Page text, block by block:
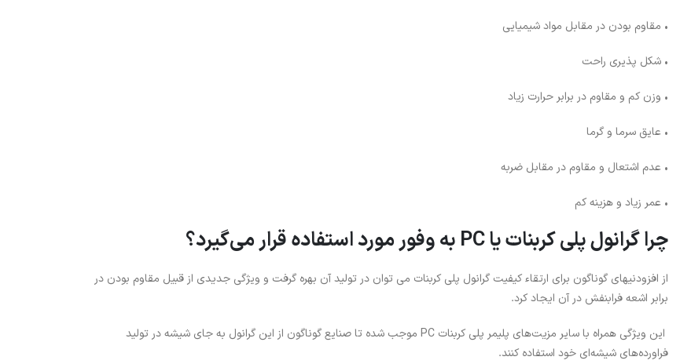
• مقاوم بودن در مقابل مواد شیمیایی
• شکل پذیری راحت
• وزن کم و مقاوم در برابر حرارت زیاد
• عایق سرما و گرما
• عدم اشتعال و مقاوم در مقابل ضربه
• عمر زیاد و هزینه کم
چرا گرانول پلی کربنات یا PC به وفور مورد استفاده قرار می‌گیرد؟
از افزودنیهای گوناگون برای ارتقاء کیفیت گرانول پلی کربنات می توان در تولید آن بهره گرفت و ویژگی جدیدی از قبیل مقاوم بودن در
برابر اشعه فرابنفش در آن ایجاد کرد.
این ویژگی همراه با سایر مزیت‌های پلیمر پلی کربنات PC موجب شده تا صنایع گوناگون از این گرانول به جای شیشه در تولید
فراورده‌های شیشه‌ای خود استفاده کنند.